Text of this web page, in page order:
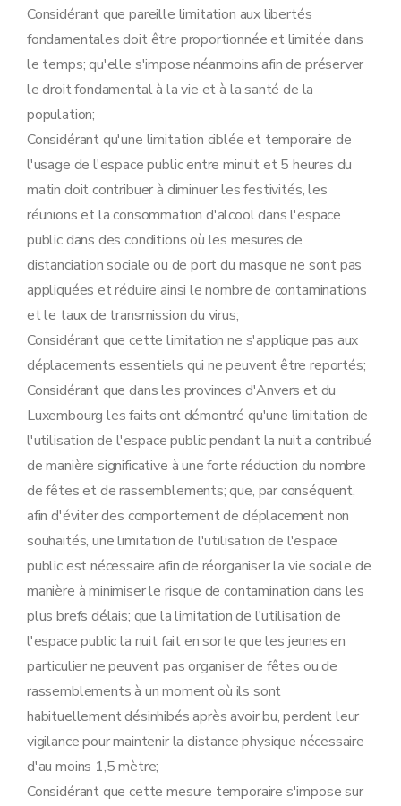
Considérant que pareille limitation aux libertés
fondamentales doit être proportionnée et limitée dans
le temps; qu'elle s'impose néanmoins afin de préserver
le droit fondamental à la vie et à la santé de la
population;
Considérant qu'une limitation ciblée et temporaire de
l'usage de l'espace public entre minuit et 5 heures du
matin doit contribuer à diminuer les festivités, les
réunions et la consommation d'alcool dans l'espace
public dans des conditions où les mesures de
distanciation sociale ou de port du masque ne sont pas
appliquées et réduire ainsi le nombre de contaminations
et le taux de transmission du virus;
Considérant que cette limitation ne s'applique pas aux
déplacements essentiels qui ne peuvent être reportés;
Considérant que dans les provinces d'Anvers et du
Luxembourg les faits ont démontré qu'une limitation de
l'utilisation de l'espace public pendant la nuit a contribué
de manière significative à une forte réduction du nombre
de fêtes et de rassemblements; que, par conséquent,
afin d'éviter des comportement de déplacement non
souhaités, une limitation de l'utilisation de l'espace
public est nécessaire afin de réorganiser la vie sociale de
manière à minimiser le risque de contamination dans les
plus brefs délais; que la limitation de l'utilisation de
l'espace public la nuit fait en sorte que les jeunes en
particulier ne peuvent pas organiser de fêtes ou de
rassemblements à un moment où ils sont
habituellement désinhibés après avoir bu, perdent leur
vigilance pour maintenir la distance physique nécessaire
d'au moins 1,5 mètre;
Considérant que cette mesure temporaire s'impose sur